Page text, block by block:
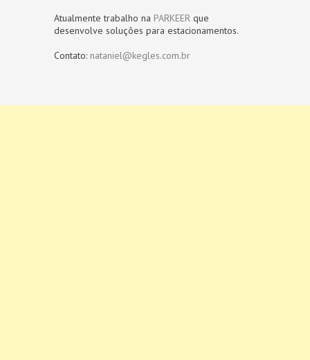
Atualmente trabalho na PARKEER que
desenvolve soluções para estacionamentos.
Contato: nataniel@kegles.com.br